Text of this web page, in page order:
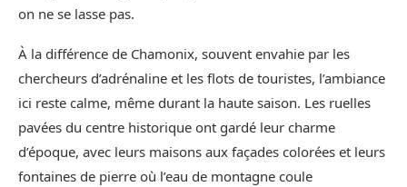
on ne se lasse pas.
À la différence de Chamonix, souvent envahie par les
chercheurs d’adrénaline et les flots de touristes, l’ambiance
ici reste calme, même durant la haute saison. Les ruelles
pavées du centre historique ont gardé leur charme
d’époque, avec leurs maisons aux façades colorées et leurs
fontaines de pierre où l’eau de montagne coule